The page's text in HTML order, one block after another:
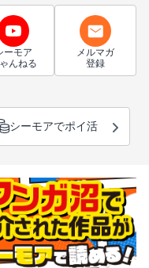
ーモア
んねる
メルマガ
登録
シーモアでポイ活